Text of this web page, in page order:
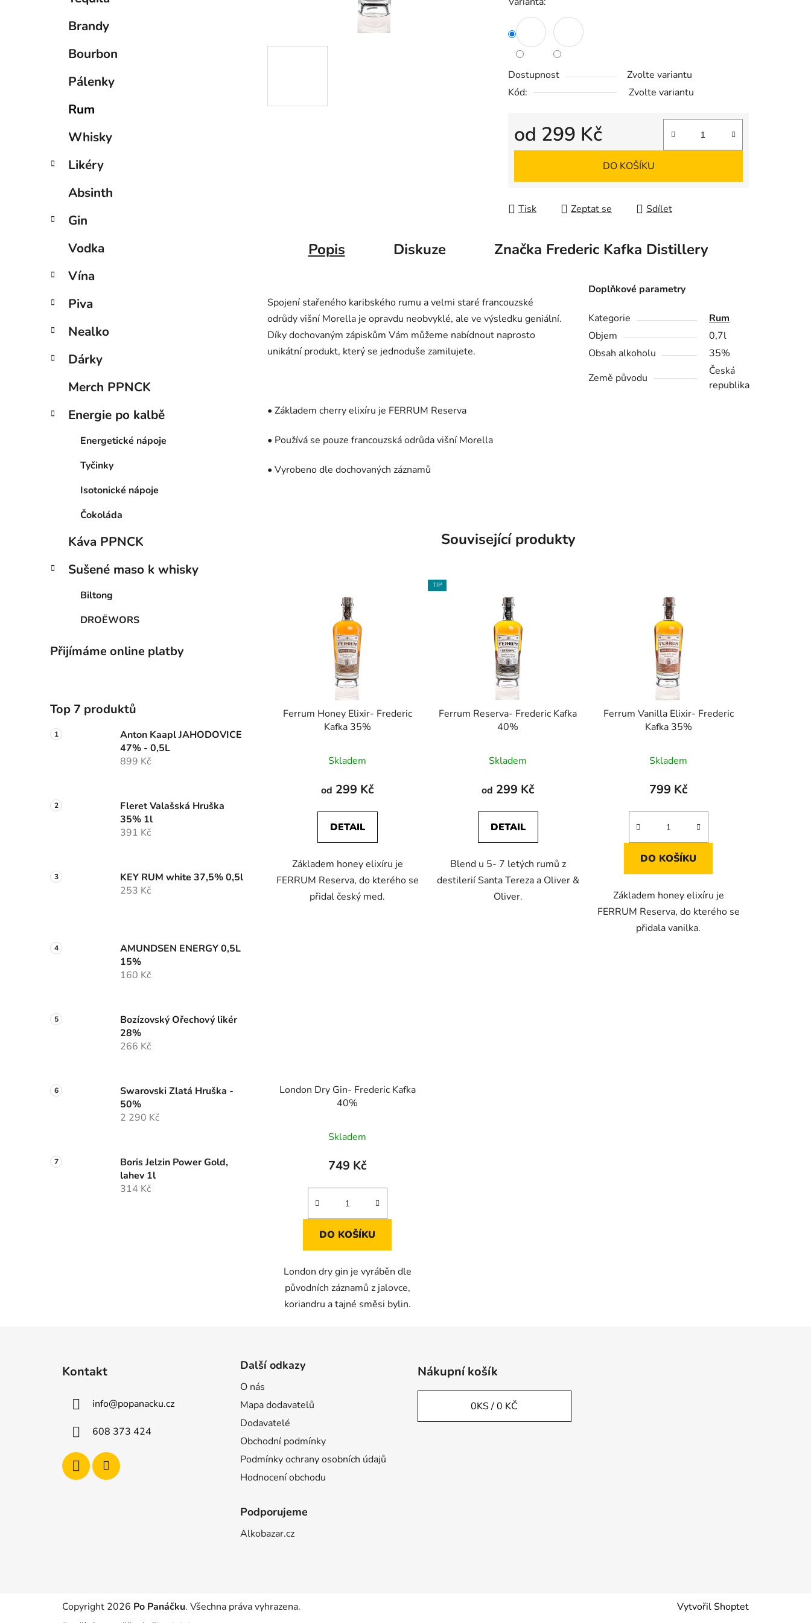
Brandy
Bourbon
Pálenky
Rum
Whisky
Likéry
Absinth
Gin
Vodka
Vína
Piva
Nealko
Dárky
Merch PPNCK
Energie po kalbě
Energetické nápoje
Tyčinky
Isotonické nápoje
Čokoláda
Káva PPNCK
Sušené maso k whisky
Biltong
DROËWORS
Přijímáme online platby
Top 7 produktů
Anton Kaapl JAHODOVICE
47% - 0,5L
899 Kč
Fleret Valašská Hruška
35% 1l
391 Kč
KEY RUM white 37,5% 0,5l
253 Kč
AMUNDSEN ENERGY 0,5L
15%
160 Kč
Bozízovský Ořechový likér
28%
266 Kč
Swarovski Zlatá Hruška -
50%
2 290 Kč
Boris Jelzin Power Gold,
lahev 1l
314 Kč
z
hvězdiček.
Dostupnost
Zvolte variantu
Kód:
Zvolte variantu
od 299 Kč
Měrná cena:
DO KOŠÍKU
Tisk Zeptat se Sdílet
Popis Diskuze Značka Frederic Kafka Distillery
Spojení stařeného karibského rumu a velmi staré francouzské
odrůdy višní Morella je opravdu neobvyklé, ale ve výsledku geniální.
Díky dochovaným zápiskům Vám můžeme nabídnout naprosto
unikátní produkt, který se jednoduše zamilujete.
• Základem cherry elixíru je FERRUM Reserva
• Používá se pouze francouzská odrůda višní Morella
• Vyrobeno dle dochovaných záznamů
Doplňkové parametry
Kategorie
Rum
Objem
0,7l
Obsah alkoholu
35%
Země původu
Česká
republika
Související produkty
Ferrum Honey Elixir- Frederic
Kafka 35%
Skladem
od 299 Kč
DETAIL
Základem honey elixíru je
FERRUM Reserva, do kterého se
přidal český med.
TIP
Ferrum Reserva- Frederic Kafka
40%
Skladem
od 299 Kč
DETAIL
Blend u 5- 7 letých rumů z
destilerií Santa Tereza a Oliver &
Oliver.
Ferrum Vanilla Elixir- Frederic
Kafka 35%
Skladem
799 Kč
DO KOŠÍKU
Základem honey elixíru je
FERRUM Reserva, do kterého se
přidala vanilka.
London Dry Gin- Frederic Kafka
40%
Skladem
749 Kč
DO KOŠÍKU
London dry gin je vyráběn dle
původních záznamů z jalovce,
koriandru a tajné směsi bylin.
Kontakt
info@popanacku.cz
608 373 424
Další odkazy
O nás
Mapa dodavatelů
Dodavatelé
Obchodní podmínky
Podmínky ochrany osobních údajů
Hodnocení obchodu
Podporujeme
Alkobazar.cz
Nákupní košík
0KS /0 KČ
Vytvořil Shoptet
Copyright 2026 Po Panáčku. Všechna práva vyhrazena.